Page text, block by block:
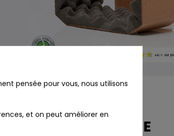
DISCOURS DE
pensée pour vous, nous utilisons
et on peut améliorer en